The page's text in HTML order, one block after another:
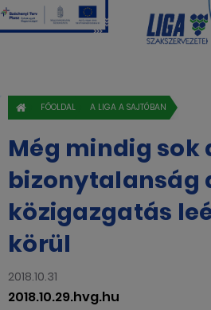
FŐOLDAL A LIGA A SAJTÓBAN
Még mindig sok
bizonytalanság
közigazgatás
körül
2018.10.31
2018.10.29.hvg.hu